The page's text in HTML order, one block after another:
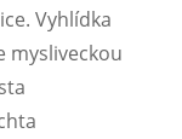
Vyhlídka
mysliveckou